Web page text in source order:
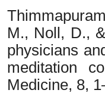
M., Noll, D.,
physicians
meditation
Medicine, 8,